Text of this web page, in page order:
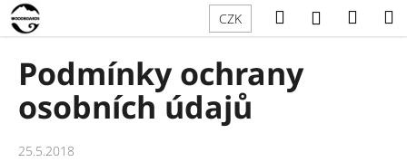
Přejít
na
obsah
CZK HledatPřihlášení
Podmínky ochrany
osobních údajů
25.5.2018
K
o
C
o
p